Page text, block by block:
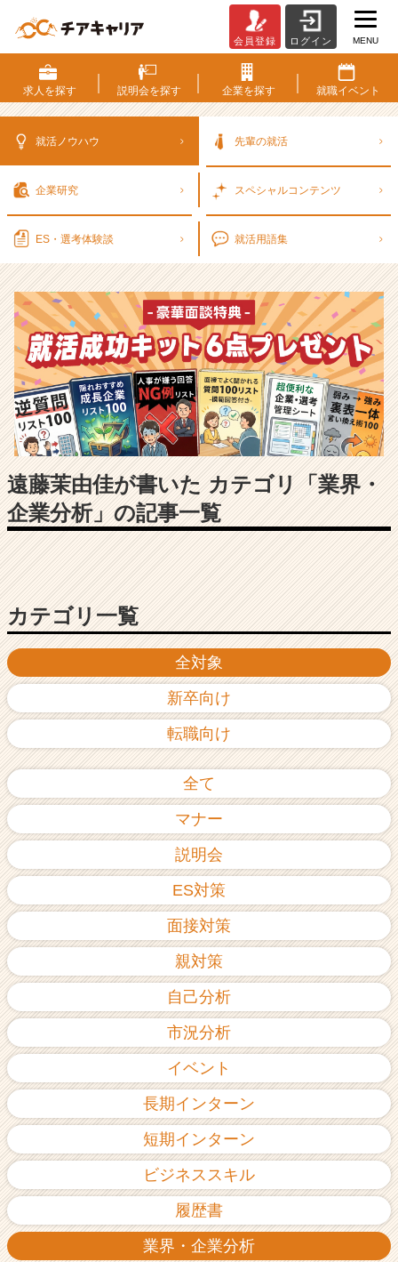
考
対
策・
ウ
ベ
ン
チ
ャ
ー・
成
長
企
業
か
ら
ス
カ
ウ
活
イ
チ
リ
（C
e
r
a
e
r）
会員登録 ログイン MENU
求人を探す 説明会を探す 企業を探す 就職イベント
就活ノウハウ 先輩の就活
企業研究 スペシャルコンテンツ
ES・選考体験談 就活用語集
遠藤茉由佳が書いた カテゴリ「業界・
企業分析」の記事一覧
全対象
新卒向け
転職向け
全て
マナー
説明会
ES対策
面接対策
親対策
自己分析
市況分析
イベント
長期インターン
短期インターン
ビジネススキル
履歴書
業界・企業分析
カテゴリ一覧